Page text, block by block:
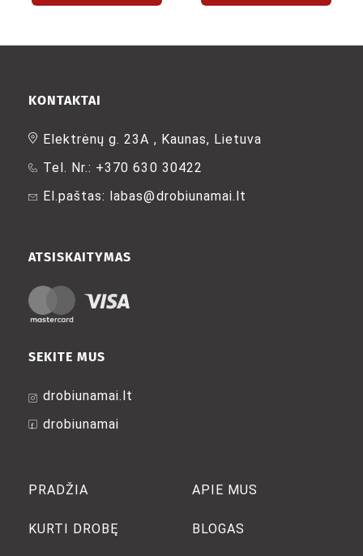
has
The
be
chosen
the
has
PRADŽIA
KURTI DROBĘ
APIE MUS
BLOGAS
SEKITE MUS
drobiunamai.lt
drobiunamai
ATSISKAITYMAS
KONTAKTAI
Elektrėnų g. 23A , Kaunas, Lietuva
Tel. Nr.: +370 630 30422
El.paštas: labas@drobiunamai.lt